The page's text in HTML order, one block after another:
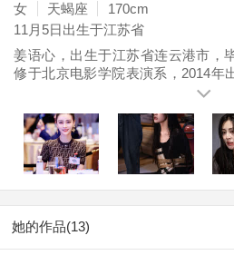
女 天蝎座
170cm
11月5日 出生于江苏省
姜语心，出生于江苏省连云港市，
修于北京电影学院表演系，2014年
正式进入影视圈，2021年出演贺岁
险电影《妖神令》上映，在片中
人，总策划；同年4月参演的电影《
娘角色；同年10月入选第十届文荣
她的作品(13)